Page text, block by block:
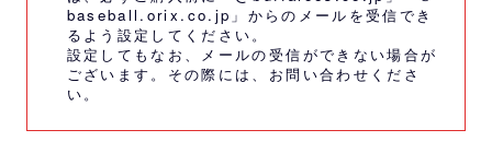
baseball.orix.co.jp」からのメールを受信でき
るよう設定してください。
設定してもなお、メールの受信ができない場合が
ございます。その際には、 お問い合わせくださ
い。